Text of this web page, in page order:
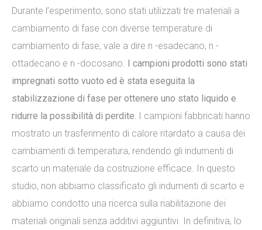
Durante l’esperimento, sono stati utilizzati tre materiali a
cambiamento di fase con diverse temperature di
cambiamento di fase, vale a dire n -esadecano, n -
ottadecano e n -docosano.
I campioni prodotti sono stati
impregnati sotto vuoto ed è stata eseguita la
stabilizzazione di fase per ottenere uno stato liquido e
ridurre la possibilità di perdite. I campioni fabbricati hanno
mostrato un trasferimento di calore ritardato a causa dei
cambiamenti di temperatura, rendendo gli indumenti di
scarto un materiale da costruzione efficace. In questo
studio, non abbiamo classificato gli indumenti di scarto e
abbiamo condotto una ricerca sulla riabilitazione dei
materiali originali senza additivi aggiuntivi. In definitiva, lo